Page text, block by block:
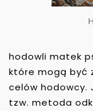
hodowli matek
które mogą być
celów hodowcy.
tzw. metoda